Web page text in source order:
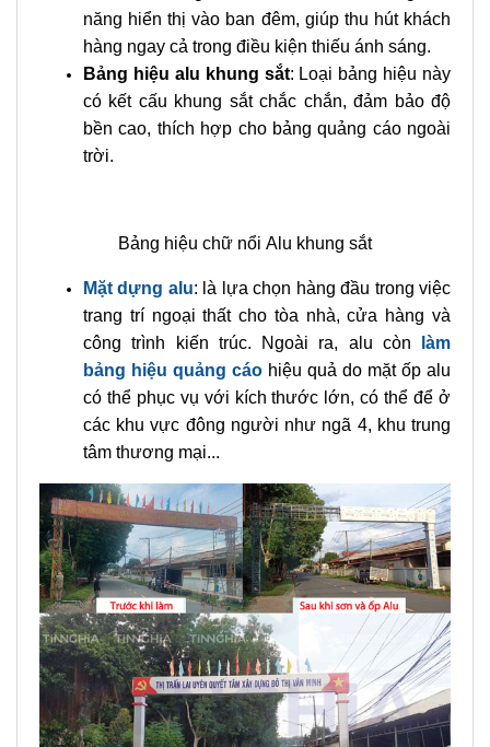
năng hiển thị vào ban đêm, giúp thu hút khách
hàng ngay cả trong điều kiện thiếu ánh sáng.
Bảng hiệu alu khung sắt: Loại bảng hiệu này
có kết cấu khung sắt chắc chắn, đảm bảo độ
bền cao, thích hợp cho bảng quảng cáo ngoài
trời.
Bảng hiệu chữ nổi Alu khung sắt
Mặt dựng alu: là lựa chọn hàng đầu trong việc
trang trí ngoại thất cho tòa nhà, cửa hàng và
công trình kiến trúc. Ngoài ra, alu còn
làm
bảng hiệu quảng cáohiệu quả do mặt ốp alu
có thể phục vụ với kích thước lớn, có thể để ở
các khu vực đông người như ngã 4, khu trung
tâm thương mại...